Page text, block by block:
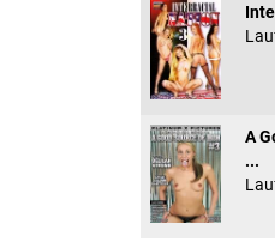
A
...